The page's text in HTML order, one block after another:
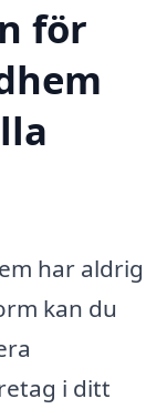
för
har aldrig
kan du
i ditt